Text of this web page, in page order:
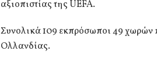
αξιοπιστίας της UEFA.
Συνολικά 109 εκπρόσωποι 49 χωρών
Ολλανδίας.